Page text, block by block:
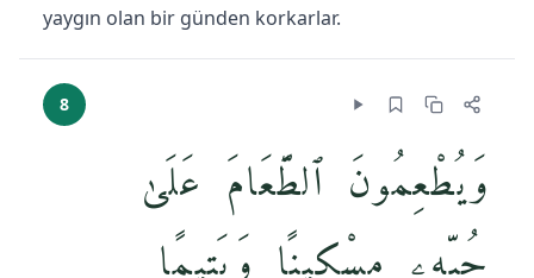
yaygın olan bir günden korkarlar.
8
وَيُطْعِمُونَ ٱلطَّعَامَ عَلَىٰ